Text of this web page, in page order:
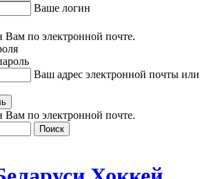
Ваше логин
Вам по электронной почте.
Ваш адрес электронной почты или
Вам по электронной почте.